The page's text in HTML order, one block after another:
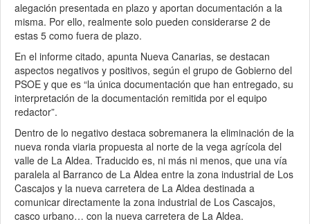
alegación presentada en plazo y aportan documentación a la
misma. Por ello, realmente solo pueden considerarse 2 de
estas 5 como fuera de plazo.
En el informe citado, apunta Nueva Canarias, se destacan
aspectos negativos y positivos, según el grupo de Gobierno del
PSOE y que es “la única documentación que han entregado, su
interpretación de la documentación remitida por el equipo
redactor”.
Dentro de lo negativo destaca sobremanera la eliminación de la
nueva ronda viaria propuesta al norte de la vega agrícola del
valle de La Aldea. Traducido es, ni más ni menos, que una vía
paralela al Barranco de La Aldea entre la zona industrial de Los
Cascajos y la nueva carretera de La Aldea destinada a
comunicar directamente la zona industrial de Los Cascajos,
casco urbano… con la nueva carretera de La Aldea.